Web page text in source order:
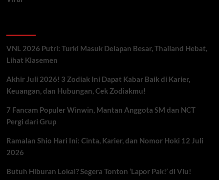
VNL 2026 Putri: Turki Masuk Delapan Besar, Thailand Hebat,
Lihat Klasemen
Akhir Juli 2026! 3 Zodiak Ini Dapat Kabar Baik di Karier,
Keuangan, dan Hubungan, Cek Zodiakmu!
7 Fancam Populer Winwin, Mantan Anggota SM dan NCT
Pergi dari Grup
Ramalan Shio Hari Ini: Cinta, Karier, dan Nomor Hoki 12 Juli
2026
Butuh Hiburan Lokal? Segera Tonton ‘Lapor Pak!’ di Viu!